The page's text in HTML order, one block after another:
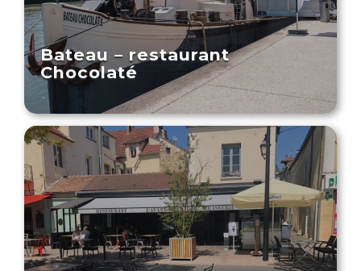
Bateau – restaurant
Chocolaté